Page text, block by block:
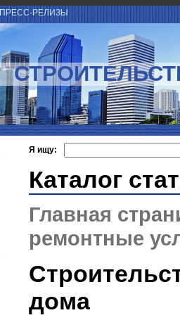
ПРЕСС-РЕЛИЗЫ
Я ищу:
Каталог
Главная
ремонтные
дома